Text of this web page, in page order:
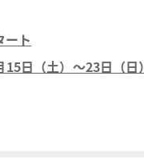
ート
日（土）〜23日（日）